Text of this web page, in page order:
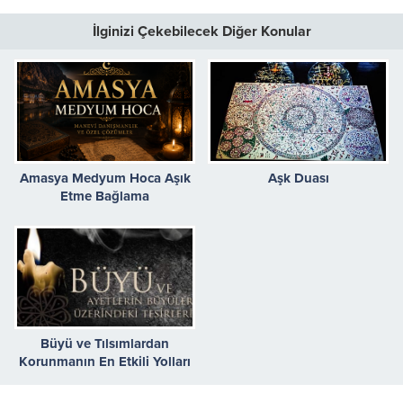
İlginizi Çekebilecek Diğer Konular
Amasya Medyum Hoca Aşık
Etme Bağlama
Aşk Duası
Büyü ve Tılsımlardan
Korunmanın En Etkili Yolları